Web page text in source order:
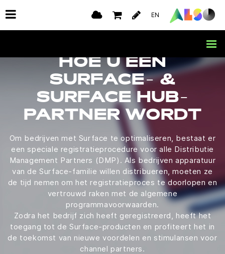
EN
HOE U EEN
SURFACE- &
SURFACE HUB-
PARTNER WORDT
Om bedrijven met Surface te optimaliseren, bestaat er
een speciale registratieprocedure voor alle Distributie
Management Partners (DMP). Als bedrijven apparatuur
van de Surface-familie willen distribueren, moeten ze
de tijd nemen om het registratieproces te doorlopen en
vertrouwd raken met de algemene
programmavoorwaarden.
Zodra het bedrijf zich heeft geregistreerd, heeft het
toegang tot de Surface-producten en profiteert het in
de toekomst van nieuwe voordelen en stimulansen voor
channel partners.